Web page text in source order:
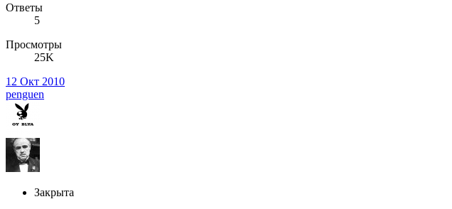
Ответы
5
Просмотры
25K
12 Окт 2010
penguen
Закрыта